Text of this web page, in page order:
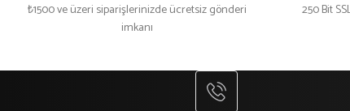
₺1500 ve üzeri siparişlerinizde ücretsiz gönderi
imkanı
250 Bit